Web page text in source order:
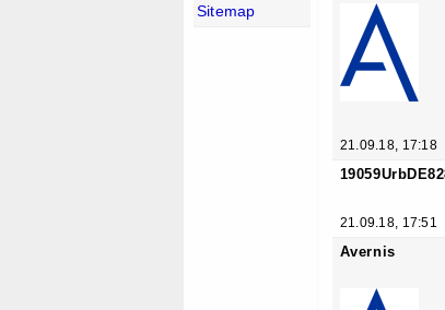
Sitemap
21.09.18, 17:18
21.09.18, 17:51
Avernis